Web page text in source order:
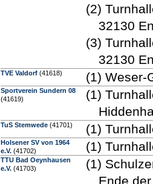
(2)
32130
(3)
32130
TVE Valdorf (41618) (1) Weser-
Sportverein Sundern 08
(41619)
(1)
TuS Stemwede (41701) (1)
Holsener SV von 1964
e.V. (41702) (1)
TTU Bad Oeynhausen
e.V. (41703)
(1)
Ende